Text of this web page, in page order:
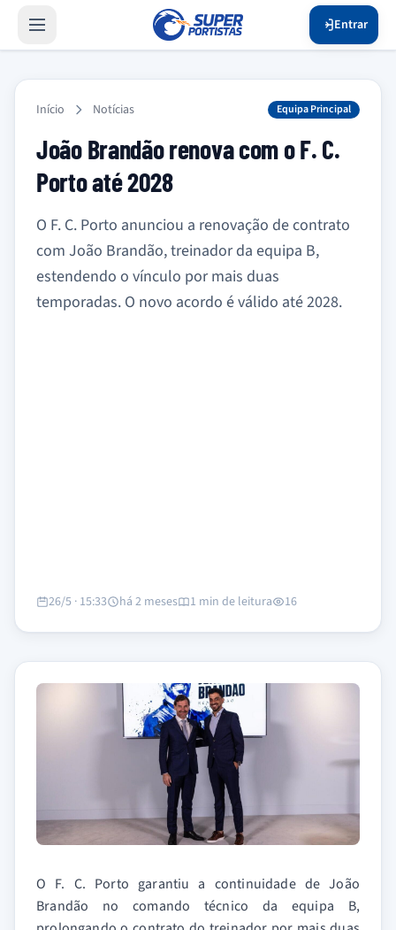
Entrar
Início Notícias Equipa Principal
João Brandão renova com o F. C.
Porto até 2028
O F. C. Porto anunciou a renovação de contrato
com João Brandão, treinador da equipa B,
estendendo o vínculo por mais duas
temporadas. O novo acordo é válido até 2028.
26/5 · 15:33 há 2 meses 1 min de leitura 16
O F. C. Porto garantiu a continuidade de João
Brandão no comando técnico da equipa B,